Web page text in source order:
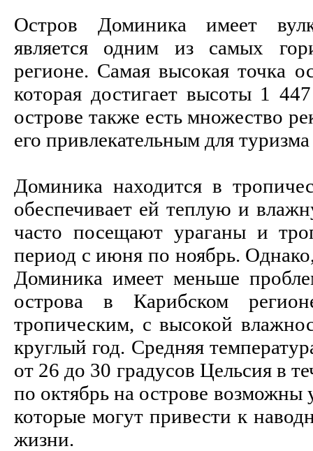
Остров Доминика имеет
является одним из самых
регионе. Самая высокая точка
которая достигает высоты 1
острове также есть множество
его привлекательным для
Доминика находится в
обеспечивает ей теплую и
часто посещают ураганы и
период с июня по ноябрь.
Доминика имеет меньше
острова в Карибском
тропическим, с высокой
круглый год. Средняя
от 26 до 30 градусов Цельсия в
по октябрь на острове
которые могут привести к
жизни.